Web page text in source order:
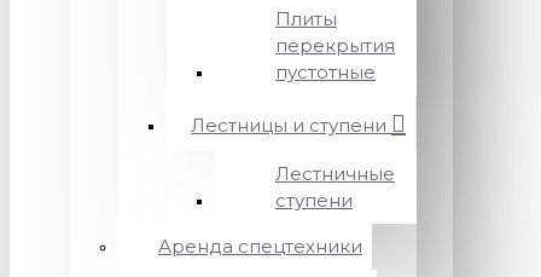
Плиты
перекрытия
пустотные
Лестницы и ступени
Лестничные
ступени
Аренда спецтехники